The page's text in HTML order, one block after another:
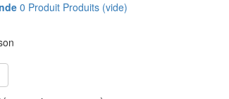
0 Produit Produits (vide)